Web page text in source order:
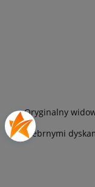
Oryginalny
srebrnymi